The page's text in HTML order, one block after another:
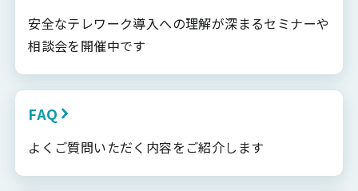
安全なテレワーク導入への理解が深まるセミナーや
相談会を開催中です
FAQ
よくご質問いただく内容をご紹介します